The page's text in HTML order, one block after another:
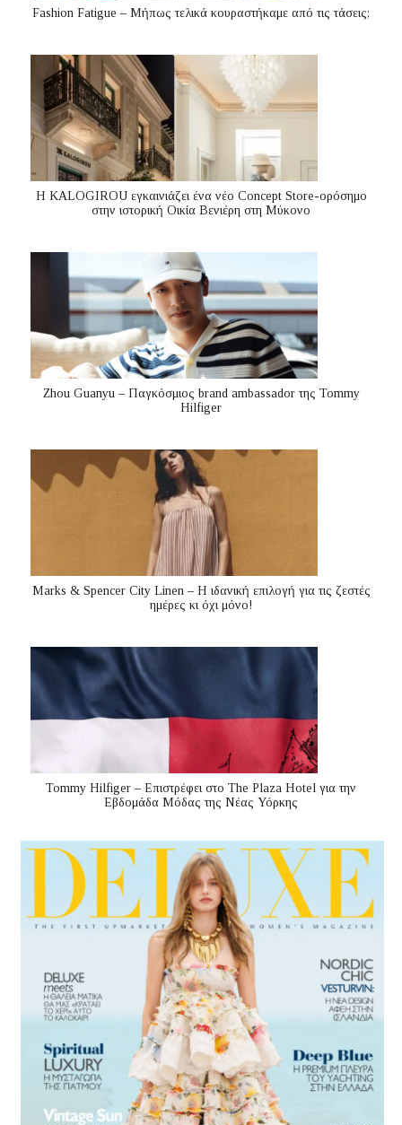
Fashion Fatigue – Μήπως τελικά κουραστήκαμε από τις τάσεις;
Η KALOGIROU εγκαινιάζει ένα νέο Concept Store-ορόσημο
στην ιστορική Οικία Βενιέρη στη Μύκονο
Zhou Guanyu – Παγκόσμιος brand ambassador της Tommy
Hilfiger
Marks & Spencer City Linen – Η ιδανική επιλογή για τις ζεστές
ημέρες κι όχι μόνο!
Tommy Hilfiger – Επιστρέφει στο The Plaza Hotel για την
Εβδομάδα Μόδας της Νέας Υόρκης